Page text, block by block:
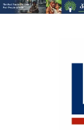
Skip